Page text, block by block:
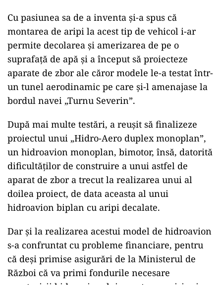
Cu pasiunea sa de a inventa și-a spus că
montarea de aripi la acest tip de vehicol i-ar
permite decolarea și amerizarea de pe o
suprafață de apă și a început să proiecteze
aparate de zbor ale căror modele le-a testat într-
un tunel aerodinamic pe care și-l amenajase la
bordul navei „Turnu Severin”.
După mai multe testări, a reușit să finalizeze
proiectul unui „Hidro-Aero duplex monoplan”,
un hidroavion monoplan, bimotor, însă, datorită
dificultăților de construire a unui astfel de
aparat de zbor a trecut la realizarea unui al
doilea proiect, de data aceasta al unui
hidroavion biplan cu aripi decalate.
Dar și la realizarea acestui model de hidroavion
s-a confruntat cu probleme financiare, pentru
că deși primise asigurări de la Ministerul de
Război că va primi fondurile necesare